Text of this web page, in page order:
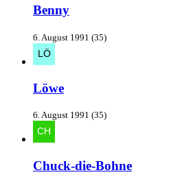
Benny
6. August 1991 (35)
Löwe
6. August 1991 (35)
Chuck-die-Bohne